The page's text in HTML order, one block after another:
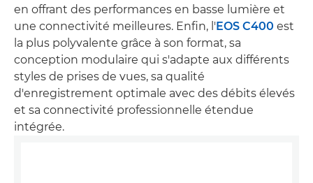
en offrant des performances en basse lumière et
une connectivité meilleures. Enfin, l'EOS C400 est
la plus polyvalente grâce à son format, sa
conception modulaire qui s'adapte aux différents
styles de prises de vues, sa qualité
d'enregistrement optimale avec des débits élevés
et sa connectivité professionnelle étendue
intégrée.